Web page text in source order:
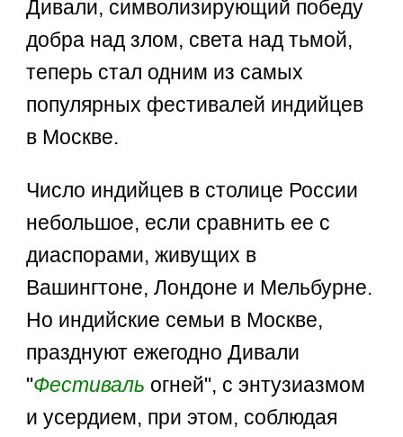
Дивали, символизирующий победу
добра над злом, света над тьмой,
теперь стал одним из самых
популярных фестивалей индийцев
в Москве.
Число индийцев в столице России
небольшое, если сравнить ее с
диаспорами, живущих в
Вашингтоне, Лондоне и Мельбурне.
Но индийские семьи в Москве,
празднуют ежегодно Дивали
"Фестиваль огней", с энтузиазмом
и усердием, при этом, соблюдая